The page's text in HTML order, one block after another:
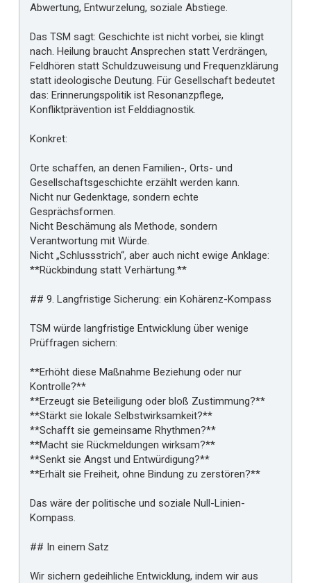
Abwertung, Entwurzelung, soziale Abstiege.
Das TSM sagt: Geschichte ist nicht vorbei, sie klingt
nach. Heilung braucht Ansprechen statt Verdrängen,
Feldhören statt Schuldzuweisung und Frequenzklärung
statt ideologische Deutung. Für Gesellschaft bedeutet
das: Erinnerungspolitik ist Resonanzpflege,
Konfliktprävention ist Felddiagnostik.
Konkret:
Orte schaffen, an denen Familien-, Orts- und
Gesellschaftsgeschichte erzählt werden kann.
Nicht nur Gedenktage, sondern echte
Gesprächsformen.
Nicht Beschämung als Methode, sondern
Verantwortung mit Würde.
Nicht „Schlussstrich“, aber auch nicht ewige Anklage:
**Rückbindung statt Verhärtung.**
## 9. Langfristige Sicherung: ein Kohärenz-Kompass
TSM würde langfristige Entwicklung über wenige
Prüffragen sichern:
**Erhöht diese Maßnahme Beziehung oder nur
Kontrolle?**
**Erzeugt sie Beteiligung oder bloß Zustimmung?**
**Stärkt sie lokale Selbstwirksamkeit?**
**Schafft sie gemeinsame Rhythmen?**
**Macht sie Rückmeldungen wirksam?**
**Senkt sie Angst und Entwürdigung?**
**Erhält sie Freiheit, ohne Bindung zu zerstören?**
Das wäre der politische und soziale Null-Linien-
Kompass.
## In einem Satz
Wir sichern gedeihliche Entwicklung, indem wir aus